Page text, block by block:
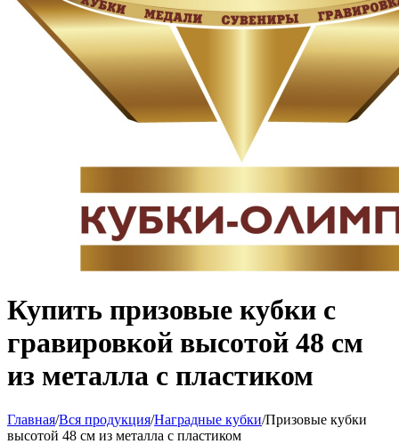
Купить призовые кубки с
гравировкой высотой 48 см
из металла с пластиком
Главная/Вся продукция/Наградные кубки/Призовые кубки
высотой 48 см из металла с пластиком